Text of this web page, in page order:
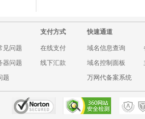
支付方式 快速通道
见问题 在线支付 域名信息查询
器问题 线下汇款 域名控制面板
题 万网代备案系统